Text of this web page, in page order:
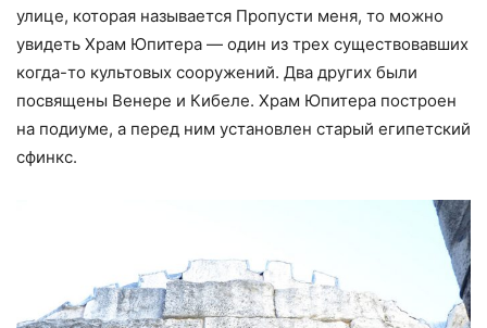
улице, которая называется Пропусти меня, то можно
увидеть Храм Юпитера — один из трех существовавших
когда-то культовых сооружений. Два других были
посвящены Венере и Кибеле. Храм Юпитера построен
на подиуме, а перед ним установлен старый египетский
сфинкс.